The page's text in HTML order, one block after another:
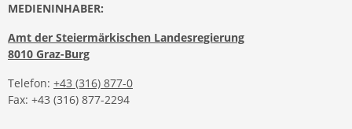
MEDIENINHABER:
Amt der Steiermärkischen Landesregierung
8010 Graz-Burg
Telefon: +43 (316) 877-0
Fax: +43 (316) 877-2294